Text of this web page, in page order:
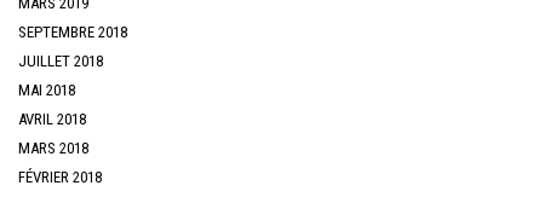
SEPTEMBRE 2018
JUILLET 2018
MAI 2018
AVRIL 2018
MARS 2018
FÉVRIER 2018